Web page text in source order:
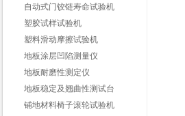
自动式门铰链寿命试验机
塑胶试样试验机
塑料滑动摩擦试验机
地板涂层凹陷测量仪
地板耐磨性测定仪
地板稳定及翘曲性测试台
铺地材料椅子滚轮试验机